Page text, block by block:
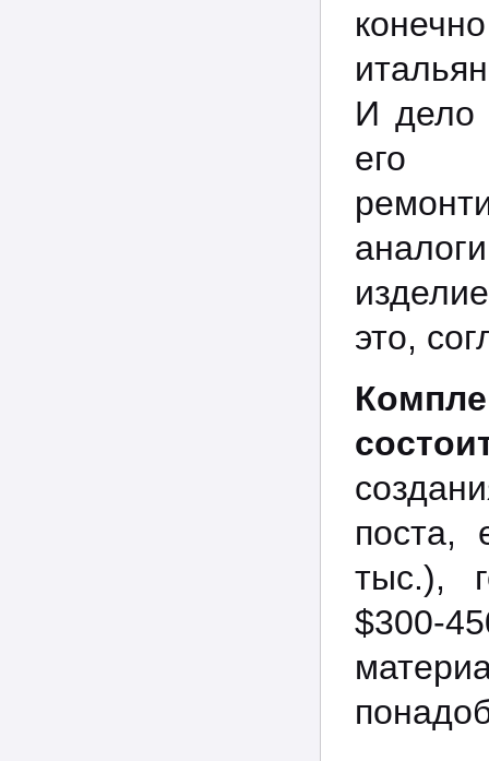
И дело
его
это,
поста,
тыс.),
$300-